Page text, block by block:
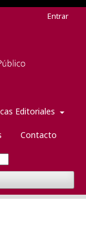
Editoriales
Contacto
Entrar